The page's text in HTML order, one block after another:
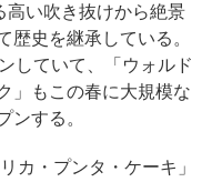
高い吹き抜けから絶景
歴史を継承している。
していて、「ウォルド
」もこの春に大規模な
ンする。
カ・プンタ・ケーキ」